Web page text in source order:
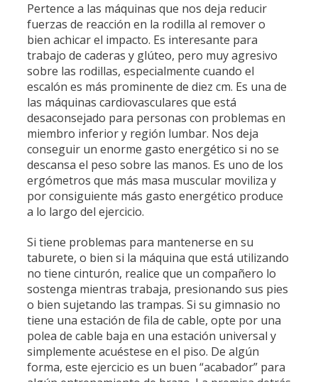
Pertence a las máquinas que nos deja reducir
fuerzas de reacción en la rodilla al remover o
bien achicar el impacto. Es interesante para
trabajo de caderas y glúteo, pero muy agresivo
sobre las rodillas, especialmente cuando el
escalón es más prominente de diez cm. Es una de
las máquinas cardiovasculares que está
desaconsejado para personas con problemas en
miembro inferior y región lumbar. Nos deja
conseguir un enorme gasto energético si no se
descansa el peso sobre las manos. Es uno de los
ergómetros que más masa muscular moviliza y
por consiguiente más gasto energético produce
a lo largo del ejercicio.
Si tiene problemas para mantenerse en su
taburete, o bien si la máquina que está utilizando
no tiene cinturón, realice que un compañero lo
sostenga mientras trabaja, presionando sus pies
o bien sujetando las trampas. Si su gimnasio no
tiene una estación de fila de cable, opte por una
polea de cable baja en una estación universal y
simplemente acuéstese en el piso. De algún
forma, este ejercicio es un buen “acabador” para